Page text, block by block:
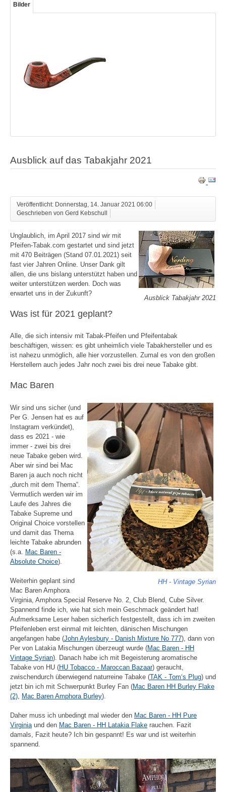
Bilder
Ausblick auf das Tabakjahr 2021
Veröffentlicht: Donnerstag, 14. Januar 2021 06:00
Geschrieben von Gerd Kebschull
Ausblick Tabakjahr 2021
Unglaublich, im April 2017 sind wir mit
Pfeifen-Tabak.com gestartet und sind jetzt
mit 470 Beiträgen (Stand 07.01.2021) seit
fast vier Jahren Online. Unser Dank gilt
allen, die uns bislang unterstützt haben und
weiter unterstützen werden. Doch was
erwartet uns in der Zukunft?
Was ist für 2021 geplant?
Alle, die sich intensiv mit Tabak-Pfeifen und Pfeifentabak
beschäftigen, wissen: es gibt unheimlich viele Tabakhersteller und es
ist nahezu unmöglich, alle hier vorzustellen. Zumal es von den großen
Herstellern auch jedes Jahr noch zwei bis drei neue Tabake gibt.
Mac Baren
HH - Vintage Syrian
Wir sind uns sicher (und
Per G. Jensen hat es auf
Instagram verkündet),
dass es 2021 - wie
immer - zwei bis drei
neue Tabake geben wird.
Aber wir sind bei Mac
Baren ja auch noch nicht
„durch mit dem Thema“.
Vermutlich werden wir im
Laufe des Jahres die
Tabake Supreme und
Original Choice vorstellen
und damit das Thema
leichte Tabake abrunden
(s.a. Mac Baren -
Absolute Choice).
Weiterhin geplant sind
Mac Baren Amphora
Virginia, Amphora Special Reserve No. 2, Club Blend, Cube Silver.
Spannend finde ich, wie hat sich mein Geschmack geändert hat!
Aufmerksame Leser haben sicherlich festgestellt, dass ich im zweiten
Pfeifenleben erst einmal mit leichten, dänischen Mischungen
angefangen habe (John Aylesbury - Danish Mixture No 777), dann von
Per von Latakia Mischungen überzeugt wurde (Mac Baren - HH
Vintage Syrian). Danach habe ich mit Begeisterung aromatische
Tabake von HU (HU Tobacco - Maroccan Bazaar) geraucht,
zwischendurch überwiegend naturreine Tabake (TAK - Tom‘s Plug) und
jetzt bin ich mit Schwerpunkt Burley Fan (Mac Baren HH Burley Flake
(2) Mac Baren Amphora Burley).
Daher muss ich unbedingt mal wieder den Mac Baren - HH Pure
Virginia und den Mac Baren - HH Latakia Flake rauchen. Fazit
damals, Fazit heute? Ich bin gespannt! Es war und ist weiterhin
spannend.